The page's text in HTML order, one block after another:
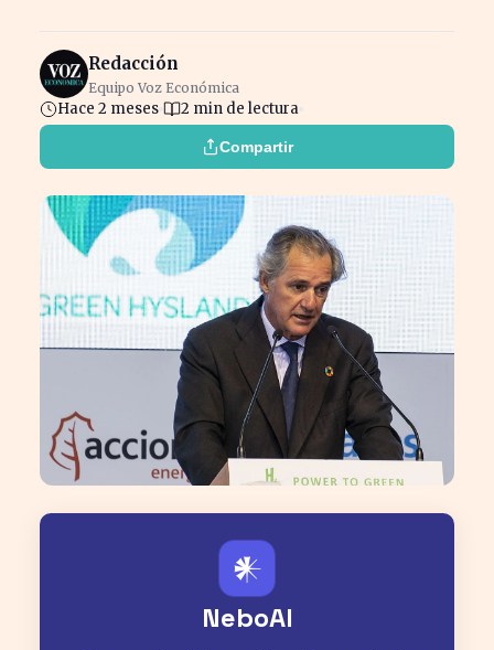
Redacción
Equipo Voz Económica
Hace 2 meses 2 min de lectura
Compartir
𒀭
NeboAI